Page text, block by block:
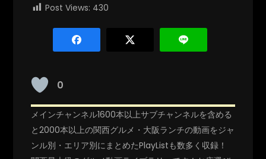
Post Views: 430
0
メインチャンネル1600本以上サブチャンネルを含める
と2000本以上の関西グルメ・大阪ランチの動画をジャ
ンル別・エリア別にまとめたPlayListも数多く収録！